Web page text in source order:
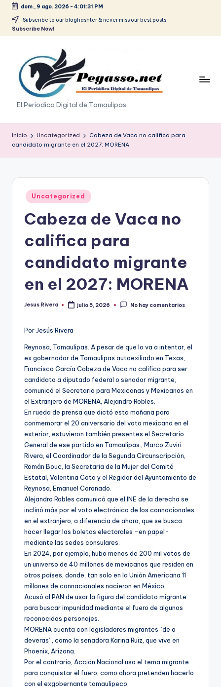
Saltar
dom., 9 ago. 2026 - 4:01:31 PM
Subscribe to our bloghashter & never miss our best posts.
Subscribe Now!
p
e
g
a
El Periodico Digital de Tamaulipas
Inicio Uncategorized
Cabeza de Vaca no califica para
candidato migrante en el 2027: MORENA
Publicado
en
Uncategorized
Cabeza de Vaca no
califica para
candidato migrante
en el 2027: MORENA
Publicado
Jesus Rivera julio 5, 2026 No hay comentarios
Por Jesús Rivera
Reynosa, Tamaulipas. A pesar de que lo va a intentar, el
ex gobernador de Tamaulipas autoexiliado en Texas,
Francisco García Cabeza de Vaca no califica para ser
candidato a diputado federal o senador migrante,
comunicó el Secretario para Mexicanas y Mexicanos en
el Extranjero de MORENA, Alejandro Robles.
En rueda de prensa que dictó esta mañana para
conmemorar el 20 aniversario del voto mexicano en el
exterior, estuvieron también presentes el Secretario
General de ese partido en Tamaulipas., Marco Zuviri
Rivera, el Coordinador de la Segunda Circunscripción,
Román Bouc, la Secretaria de la Mujer del Comité
Estatal, Valentina Cota y el Regidor del Ayuntamiento de
Reynosa, Emanuel Coronado.
Alejandro Robles comunicó que el INE de la derecha se
inclinó más por el voto electrónico de los connacionales
en el extranjero, a diferencia de ahora, que se busca
hacer llegar las boletas electorales -en papel-
mediante las sedes consulares.
En 2024, por ejemplo, hubo menos de 200 mil votos de
un universo de 40 millones de mexicanos que residen en
otros países, donde, tan solo en la Unión Americana 11
millones de connacionales nacieron en México.
Acusó al PAN de usar la figura del candidato migrante
para buscar impunidad mediante el fuero de algunos
reconocidos personajes.
MORENA cuenta con legisladores migrantes “de a
deveras”, como la senadora Karina Ruiz, que vive en
Phoenix, Arizona.
Por el contrario, Acción Nacional usa el tema migrante
para conquistar el fuero, como ahora pretenden hacerlo
con el exgobernante tamaulipeco.